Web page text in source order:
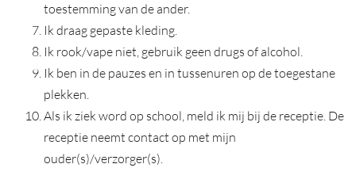
toestemming van de ander.
Ik draag gepaste kleding.
Ik rook/vape niet, gebruik geen drugs of alcohol.
Ik ben in de pauzes en in tussenuren op de toegestane
plekken.
Als ik ziek word op school, meld ik mij bij de receptie. De
receptie neemt contact op met mijn
ouder(s)/verzorger(s).